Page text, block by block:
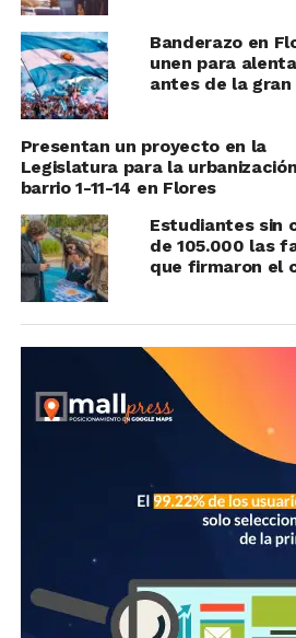
Banderazo en
unen para
antes de la
Presentan un proyecto en la
Legislatura para la
barrio 1-11-14 en Flores
Estudiantes sin
de 105.000 las
que firmaron el